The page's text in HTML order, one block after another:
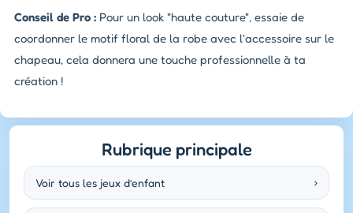
Conseil de Pro : Pour un look "haute couture", essaie de
coordonner le motif floral de la robe avec l'accessoire sur le
chapeau, cela donnera une touche professionnelle à ta
création !
Rubrique principale
Voir tous les jeux d’enfant ›